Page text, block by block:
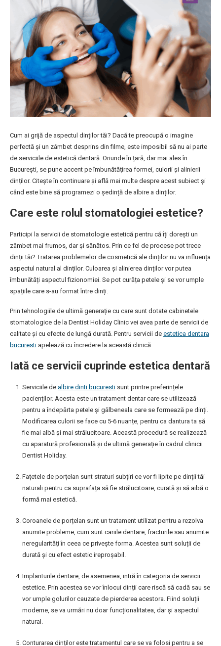
Cum ai grijă de aspectul dinților tăi? Dacă te preocupă o imagine
perfectă și un zâmbet desprins din filme, este imposibil să nu ai parte
de serviciile de estetică dentară. Oriunde în țară, dar mai ales în
București, se pune accent pe îmbunătățirea formei, culorii și alinierii
dinților. Citește în continuare și află mai multe despre acest subiect și
când este bine să programezi o ședință de albire a dinților.
Care este rolul stomatologiei estetice?
Participi la servicii de stomatologie estetică pentru că îți dorești un
zâmbet mai frumos, dar și sănătos. Prin ce fel de procese pot trece
dinții tăi? Tratarea problemelor de cosmetică ale dinților nu va influența
aspectul natural al dinților. Culoarea și alinierea dinților vor putea
îmbunătăți aspectul fizionomiei. Se pot curăța petele și se vor umple
spațiile care s-au format între dinți.
Prin tehnologiile de ultimă generație cu care sunt dotate cabinetele
stomatologice de la Dentist Holiday Clinic vei avea parte de servicii de
calitate și cu efecte de lungă durată. Pentru servicii de estetica dentara
bucuresti apelează cu încredere la această clinică.
Iată ce servicii cuprinde estetica dentară
Serviciile de albire dinti bucuresti sunt printre preferințele
pacienților. Acesta este un tratament dentar care se utilizează
pentru a îndepărta petele și gălbeneala care se formează pe dinți.
Modificarea culorii se face cu 5-6 nuanțe, pentru ca dantura ta să
fie mai albă și mai strălucitoare. Această procedură se realizează
cu aparatură profesională și de ultimă generație în cadrul clinicii
Dentist Holiday.
Fațetele de porțelan sunt straturi subțiri ce vor fi lipite pe dinții tăi
naturali pentru ca suprafața să fie strălucitoare, curată și să aibă o
formă mai estetică.
Coroanele de porțelan sunt un tratament utilizat pentru a rezolva
anumite probleme, cum sunt cariile dentare, fracturile sau anumite
neregularități în ceea ce privește forma. Acestea sunt soluții de
durată și cu efect estetic ireproșabil.
Implanturile dentare, de asemenea, intră în categoria de servicii
estetice. Prin acestea se vor înlocui dinții care riscă să cadă sau se
vor umple golurilor cauzate de pierderea acestora. Fiind soluții
moderne, se va urmări nu doar funcționalitatea, dar și aspectul
natural.
Conturarea dinților este tratamentul care se va folosi pentru a se